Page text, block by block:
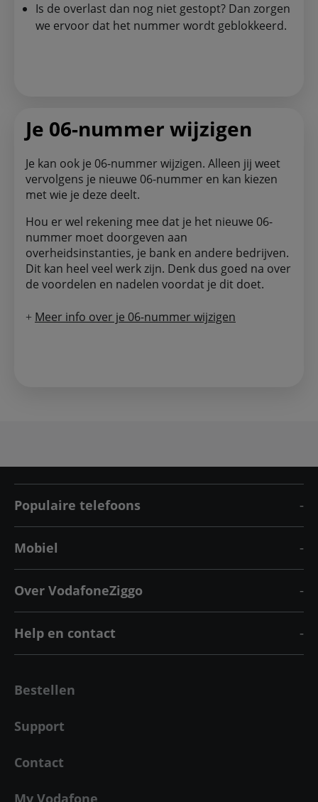
Is de overlast dan nog niet gestopt? Dan zorgen
we ervoor dat het nummer wordt geblokkeerd.
Je 06-nummer wijzigen
Je kan ook je 06-nummer wijzigen. Alleen jij weet
vervolgens je nieuwe 06-nummer en kan kiezen
met wie je deze deelt.
Hou er wel rekening mee dat je het nieuwe 06-
nummer moet doorgeven aan
overheidsinstanties, je bank en andere bedrijven.
Dit kan heel veel werk zijn. Denk dus goed na over
de voordelen en nadelen voordat je dit doet.
+ Meer info over je 06-nummer wijzigen
Populaire telefoons
Mobiel
Over VodafoneZiggo
Help en contact
Bestellen
Support
Contact
My Vodafone